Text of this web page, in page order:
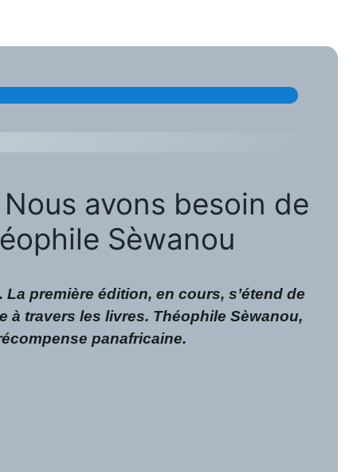
avons besoin de
Sèwanou
première édition, en cours, s’étend de
à travers les livres. Théophile Sèwanou,
panafricaine.